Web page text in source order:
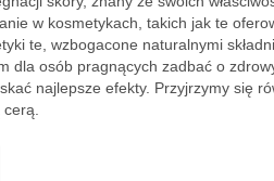
w kosmetykach, takich jak te
te, wzbogacone naturalnymi
dla osób pragnących zadbać o
najlepsze efekty. Przyjrzymy się